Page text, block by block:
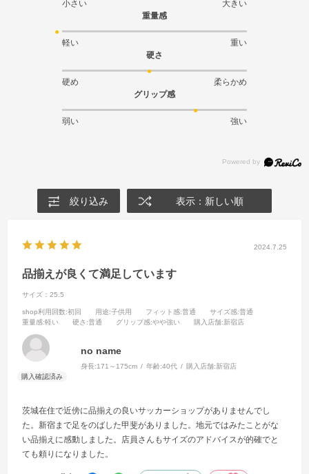
小さい
大きい
重量感
軽い
重い
硬さ
硬め
柔らかめ
グリップ感
弱い 強い
絞り込み 表示：新しい順
2024.7.25
品揃えが良くて満足しています
サイズ：25.5
shop利用回数:初回 用途:子供用 フィット感:普通 サイズ感:普通
重量感:軽い 硬さ :普通 グリップ感:やや強い 購入店舗:新宿店
no name
身長:171～175cm 年齢:40代 購入店舗:新宿店
茨城在住で近傍に品揃えの良いサッカーショップがありませんでし
た。新宿まで足をのばした甲斐がありました。地元ではみたことがな
い品揃えに感動しました。店員さんもサイズのアドバイスが的確でと
ても頼りになりました。